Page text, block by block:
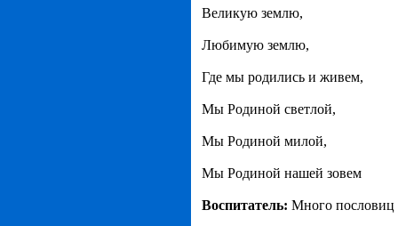
Великую землю,
Любимую землю,
Где мы родились и живем,
Мы Родиной светлой,
Мы Родиной милой,
Мы Родиной нашей зовем
Воспитатель: Много пословиц